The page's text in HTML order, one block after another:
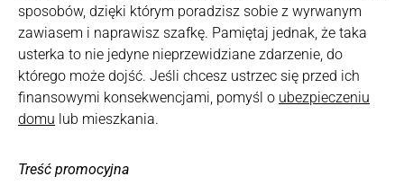
sposobów, dzięki którym poradzisz sobie z wyrwanym
zawiasem i naprawisz szafkę. Pamiętaj jednak, że taka
usterka to nie jedyne nieprzewidziane zdarzenie, do
którego może dojść. Jeśli chcesz ustrzec się przed ich
finansowymi konsekwencjami, pomyśl o ubezpieczeniu
domu lub mieszkania.
Treść promocyjna